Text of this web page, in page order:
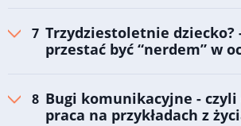
Trzydziestoletnie dziecko?
przestać być “nerdem” w
Bugi komunikacyjne - czyli
praca na przykładach z